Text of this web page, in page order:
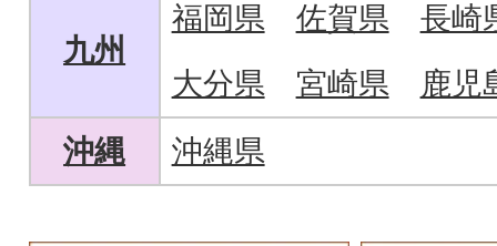
九州
福岡県 佐賀県
長崎
大分県
宮崎県
鹿児
沖縄
沖縄県